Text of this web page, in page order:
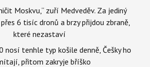
Moskvu,“ zuří Medveděv. Za jediný
6 tisíc dronů a brzy přijdou zbraně,
které nezastaví
nosí tenhle typ košile denně, Češky ho
přitom zakryje bříško